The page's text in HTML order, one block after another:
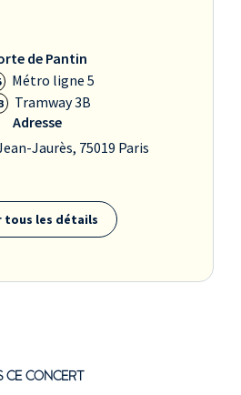
de Pantin
Métro ligne 5
Tramway 3B
Adresse
Jaurès, 75019 Paris
tous les détails
CE CONCERT